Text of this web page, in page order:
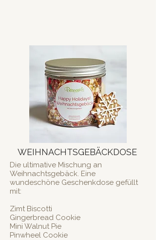
WEIHNACHTSGEBÄCKDOSE
Die ultimative Mischung an
Weihnachtsgebäck. Eine
wundeschöne Geschenkdose gefüllt
mit:
Zimt Biscotti
Gingerbread Cookie
Mini Walnut Pie
Pinwheel Cookie